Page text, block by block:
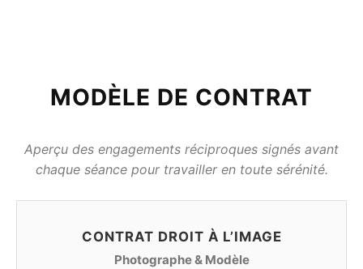
MODÈLE DE CONTRAT
Aperçu des engagements réciproques signés avant
chaque séance pour travailler en toute sérénité.
CONTRAT DROIT À L’IMAGE
Photographe & Modèle